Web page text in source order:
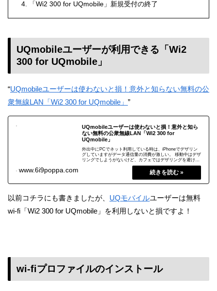
「Wi2 300 for UQmobile」新規受付の終了
UQmobileユーザーが利用できる「Wi2
300 for UQmobile」
“UQmobileユーザーは使わないと損！意外と知らない無料の公
衆無線LAN「Wi2 300 for UQmobile」 ”
UQmobileユーザーは使わないと損！意外と知ら
ない無料の公衆無線LAN「Wi2 300 for
UQmobile」
外出中にPCでネット利用している時は、iPhoneでデザリン
グしていますがデータ通信量の消費が激しい。 移動中はデザ
リングでしようがないけど、カフェではデザリングを避けて
データ通信の消費はしたくないですよね。 公衆無線LANは利
用者が多いので、通信速度は遅いしセキュリティーも怖い。
そんな時、UQモバイルユーザーなら無料の公衆無線
LAN「Wi2 300 for UQmobile」を使いましょう。
www.6i9poppa.com 2019.08.27
以前コチラにも書きましたが、 UQモバイルユーザーは無料
wi-fi「Wi2 300 for UQmobile」を利用しないと損ですよ！
wi-fiプロファイルのインストール